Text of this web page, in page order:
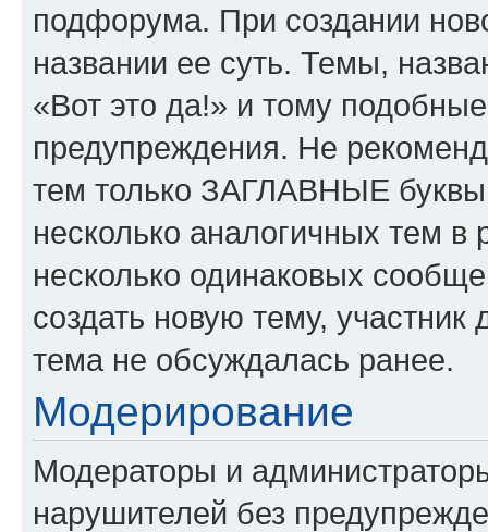
подфорума. При создании
названии ее суть. Темы,
«Вот это да!» и тому
предупреждения. Не
тем только ЗАГЛАВНЫЕ
несколько аналогичных тем
несколько одинаковых
создать новую тему,
тема не обсуждалась ранее.
Модерирование
Модераторы и
нарушителей без